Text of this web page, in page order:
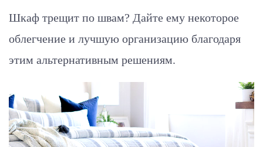
Шкаф трещит по швам? Дайте ему некоторое
облегчение и лучшую организацию благодаря
этим альтернативным решениям.